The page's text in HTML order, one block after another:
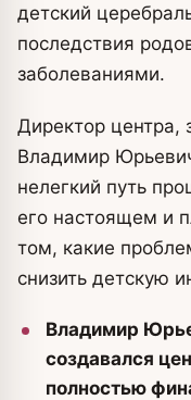
детский
последствия
заболеваниями.
Директор центра,
Владимир
нелегкий путь
его настоящем и
том, какие
снизить детскую
Владимир
создавался
полностью